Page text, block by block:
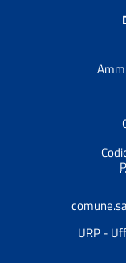
URP -